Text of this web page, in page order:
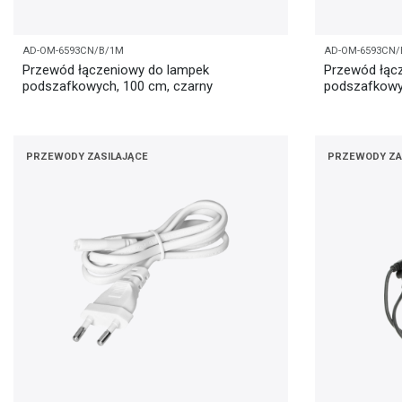
AD-OM-6593CN/B/1M
Przewód łączeniowy do lampek
podszafkowych, 100 cm, czarny
AD-OM-
Przewód
PRZEWODY ZASILAJĄCE PRZEWODY